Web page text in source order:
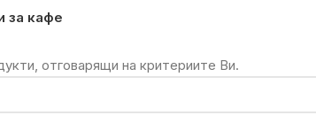
за кафе
отговарящи на критериите Ви.